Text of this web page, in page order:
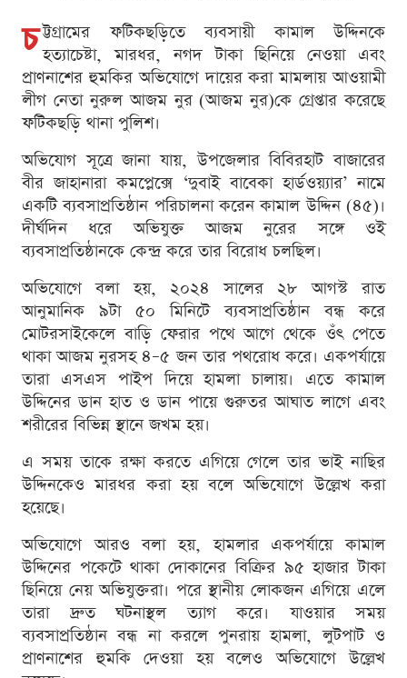
চ ট্টগ্রামের ফটিকছড়িতে ব্যবসায়ী কামাল উদ্দিনকে
হত্যাচেষ্টা, মারধর, নগদ টাকা ছিনিয়ে নেওয়া এবং
প্রাণনাশের হুমকির অভিযোগে দায়ের করা মামলায় আওয়ামী
লীগ নেতা নুরুল আজম নুর (আজম নুর)কে গ্রেপ্তার করেছে
ফটিকছড়ি থানা পুলিশ।
অভিযোগ সূত্রে জানা যায়, উপজেলার বিবিরহাট বাজারের
বীর জাহানারা কমপ্লেক্সে ‘দুবাই বাবেকা হার্ডওয়্যার’ নামে
একটি ব্যবসাপ্রতিষ্ঠান পরিচালনা করেন কামাল উদ্দিন (৪৫)।
দীর্ঘদিন ধরে অভিযুক্ত আজম নুরের সঙ্গে ওই
ব্যবসাপ্রতিষ্ঠানকে কেন্দ্র করে তার বিরোধ চলছিল।
অভিযোগে বলা হয়, ২০২৪ সালের ২৮ আগস্ট রাত
আনুমানিক ৯টা ৫০ মিনিটে ব্যবসাপ্রতিষ্ঠান বন্ধ করে
মোটরসাইকেলে বাড়ি ফেরার পথে আগে থেকে ওঁৎ পেতে
থাকা আজম নুরসহ ৪–৫ জন তার পথরোধ করে। একপর্যায়ে
তারা এসএস পাইপ দিয়ে হামলা চালায়। এতে কামাল
উদ্দিনের ডান হাত ও ডান পায়ে গুরুতর আঘাত লাগে এবং
শরীরের বিভিন্ন স্থানে জখম হয়।
এ সময় তাকে রক্ষা করতে এগিয়ে গেলে তার ভাই নাছির
উদ্দিনকেও মারধর করা হয় বলে অভিযোগে উল্লেখ করা
হয়েছে।
অভিযোগে আরও বলা হয়, হামলার একপর্যায়ে কামাল
উদ্দিনের পকেটে থাকা দোকানের বিক্রির ৯৫ হাজার টাকা
ছিনিয়ে নেয় অভিযুক্তরা। পরে স্থানীয় লোকজন এগিয়ে এলে
তারা দ্রুত ঘটনাস্থল ত্যাগ করে। যাওয়ার সময়
ব্যবসাপ্রতিষ্ঠান বন্ধ না করলে পুনরায় হামলা, লুটপাট ও
প্রাণনাশের হুমকি দেওয়া হয় বলেও অভিযোগে উল্লেখ